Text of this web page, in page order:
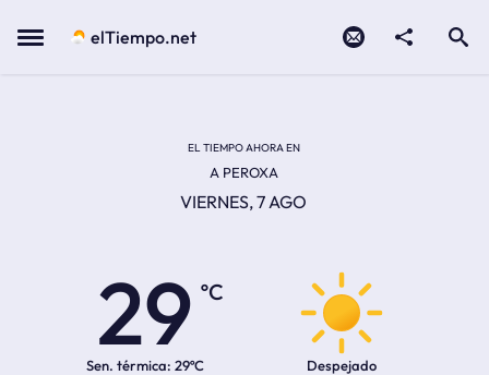
Menu elTiempo.net
EL TIEMPO AHORA EN
A PEROXA
VIERNES, 7 AGO
29
ºC
Sen. térmica: 29ºC Despejado